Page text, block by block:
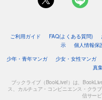
ご利用ガイド FAQ(よくある質問)
示
個人情報保
少年・青年マンガ
少女・女性マンガ
真
ブックライブ（BookLive!）は、
ス、カルチュア・コンビニエンス・クラ
信サー